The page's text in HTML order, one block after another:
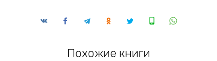
Похожие книги